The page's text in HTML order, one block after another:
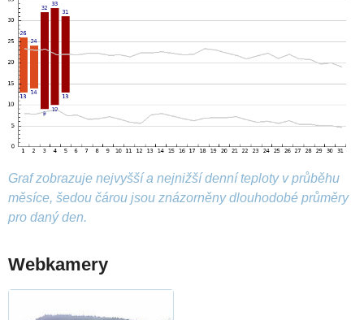
Graf zobrazuje nejvyšší a nejnižší denní teploty v průběhu
měsíce, šedou čárou jsou znázorněny dlouhodobé průměry
pro daný den.
Webkamery